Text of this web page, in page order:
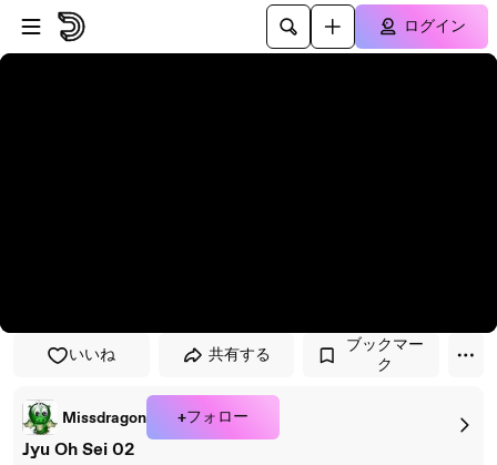
プレイヤーにスキップ
メインコンテンツにスキップ
ログイン
いいね 共有する
ブックマー
ク
Missdragon +フォロー
Jyu Oh Sei 02